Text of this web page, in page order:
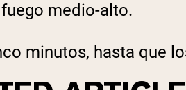
medio-alto.
minutos, hasta que